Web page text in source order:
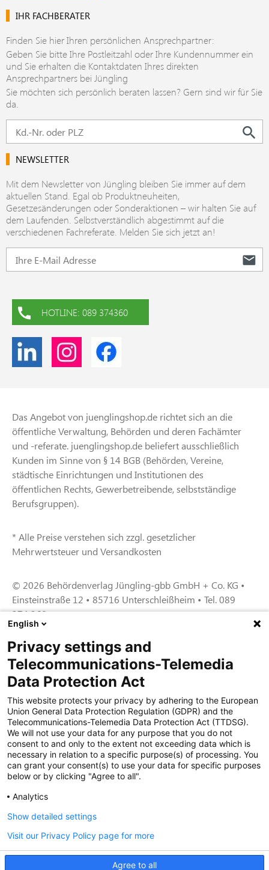
IHR FACHBERATER
Finden Sie hier Ihren persönlichen Ansprechpartner:
Geben Sie bitte Ihre Postleitzahl oder Ihre Kundennummer ein
und Sie erhalten die Kontaktdaten Ihres direkten
Ansprechpartners bei Jüngling
Sie möchten sich persönlich beraten lassen? Gern sind wir für Sie
da.
NEWSLETTER
Mit dem Newsletter von Jüngling bleiben Sie immer auf dem
aktuellen Stand. Egal ob Produktneuheiten,
Gesetzesänderungen oder Sonderaktionen – wir halten Sie auf
dem Laufenden. Selbstverständlich abgestimmt auf die
verschiedenen Fachreferate. Melden Sie sich jetzt an!
HOTLINE: 089 374360
Das Angebot von juenglingshop.de richtet sich an die
öffentliche Verwaltung, Behörden und deren Fachämter
und -referate. juenglingshop.de beliefert ausschließlich
Kunden im Sinne von § 14 BGB (Behörden, Vereine,
städtische Einrichtungen und Institutionen des
öffentlichen Rechts, Gewerbetreibende, selbstständige
Berufsgruppen).
* Alle Preise verstehen sich zzgl. gesetzlicher
Mehrwertsteuer und Versandkosten
© 2026 Behördenverlag Jüngling-gbb GmbH + Co. KG •
Einsteinstraße 12 • 85716 Unterschleißheim • Tel. 089
374 360
Zertifiziert für das Sicherheitsmanagem
entsystem unter TU4® durch TÜViT Essen
Zertifiziert für das QM-System nach DIN EN
ISO 9001: 2015, Reg.-Nr. 44 100 091350
durch TÜV NORD CERT
Zertifiziert für Sicherheits- und
Zertifiziert als qualifiziertes Unternehmen für
öffentliche Aufträge durch das ABZ Bayern
English
Privacy settings and
Telecommunications-Telemedia
Data Protection Act
This website protects your privacy by adhering to the European
Union General Data Protection Regulation (GDPR) and the
Telecommunications-Telemedia Data Protection Act (TTDSG).
We will not use your data for any purpose that you do not
consent to and only to the extent not exceeding data which is
necessary in relation to a specific purpose(s) of processing. You
can grant your consent(s) to use your data for specific purposes
below or by clicking "Agree to all".
Analytics
Agree to all
Show detailed settings
Visit our Privacy Policy page for more